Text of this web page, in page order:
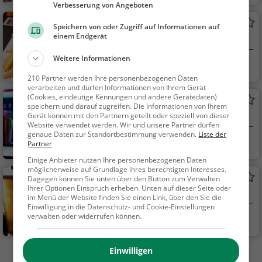
La Pampa
Argentinisches Restaurant in Aachen
Aachen
ntinisch, Lateinameri
kanisch, Steak House,
Mittagessen, Abende
ssen
Chrystall Pub
Bar in Aachen
Bar, Bier, Wein, Sn
acks / Getränke
Die Kanzlei
Kneipe in Aachen
Aachen
acks / Getränke
Mehr Gaststätten in Aachen finden
Verbesserung von Angeboten
Speichern von oder Zugriff auf Informationen auf
einem Endgerät
Weitere Informationen
210 Partner werden Ihre personenbezogenen Daten
verarbeiten und dürfen Informationen von Ihrem Gerät
(Cookies, eindeutige Kennungen und andere Gerätedaten)
speichern und darauf zugreifen. Die Informationen von Ihrem
Gerät können mit den Partnern geteilt oder speziell von dieser
Website verwendet werden. Wir und unsere Partner dürfen
genaue Daten zur Standortbestimmung verwenden. Liste der
Partner
Einige Anbieter nutzen Ihre personenbezogenen Daten
möglicherweise auf Grundlage ihres berechtigten Interesses.
Dagegen können Sie unten über den Button zum Verwalten
Ihrer Optionen Einspruch erheben. Unten auf dieser Seite oder
im Menü der Website finden Sie einen Link, über den Sie die
Einwilligung in die Datenschutz- und Cookie-Einstellungen
verwalten oder widerrufen können.
Einwilligen